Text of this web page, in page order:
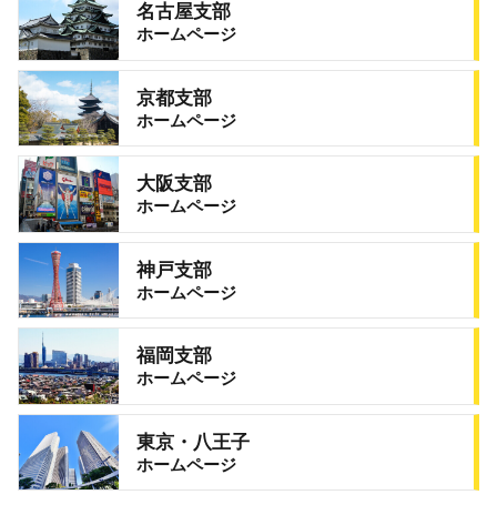
名古屋支部
ホームページ
京都支部
ホームページ
大阪支部
ホームページ
神戸支部
ホームページ
福岡支部
ホームページ
東京・八王子
ホームページ